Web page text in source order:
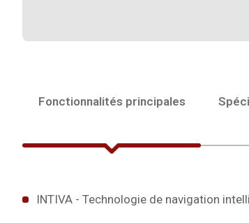
Fonctionnalités principales
INTIVA - Technologie de navigation